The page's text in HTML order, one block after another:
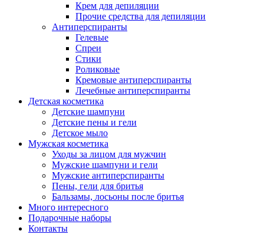
Крем для депиляции
Прочие средства для депиляции
Антиперспиранты
Гелевые
Спреи
Стики
Роликовые
Кремовые антиперспиранты
Лечебные антиперспиранты
Детская косметика
Детские шампуни
Детские пены и гели
Детское мыло
Мужская косметика
Уходы за лицом для мужчин
Мужские шампуни и гели
Мужские антиперспиранты
Пены, гели для бритья
Бальзамы, лосьоны после бритья
Много интересного
Подарочные наборы
Контакты